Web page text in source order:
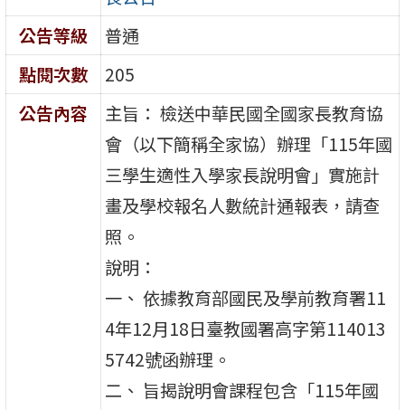
公告等級
普通
點閱次數
205
公告內容
主旨： 檢送中華民國全國家長教育協
會（以下簡稱全家協）辦理「115年國
三學生適性入學家長說明會」實施計
畫及學校報名人數統計通報表，請查
照。
說明：
一、 依據教育部國民及學前教育署11
4年12月18日臺教國署高字第114013
5742號函辦理。
二、 旨揭說明會課程包含「115年國